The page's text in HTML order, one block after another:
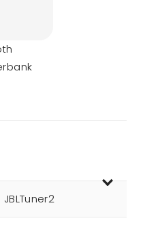
JBLTuner2